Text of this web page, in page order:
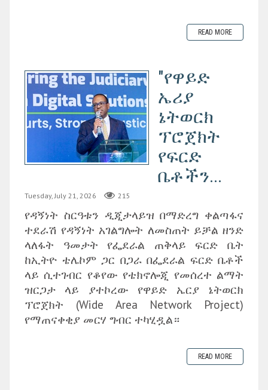
READ MORE
"የዋይድ
ኤሪያ
ኔትወርክ
ፕሮጀክት
የፍርድ
ቤቶችን...
Tuesday, July 21, 2026 215
የዳኝነት ስርዓቱን ዲጂታላይዝ በማድረግ ቀልጣፋና
ተደራሽ የዳኝነት አገልግሎት ለመስጠት ይቻል ዘንድ
ላለፋት ዓመታት የፌደራል ጠቅላይ ፍርድ ቤት
ከኢትዮ ቴሌኮም ጋር በጋራ በፌደራል ፍርድ ቤቶች
ላይ ሲተገብር የቆየው የቴክኖሎጂ የመሰረተ ልማት
ዝርጋታ ላይ ያተኮረው የዋይድ ኤርያ ኔትወርክ
ፕሮጀክት (Wide Area Network Project)
የማጠናቀቂያ መርሃ ግብር ተካሂዷል።
READ MORE